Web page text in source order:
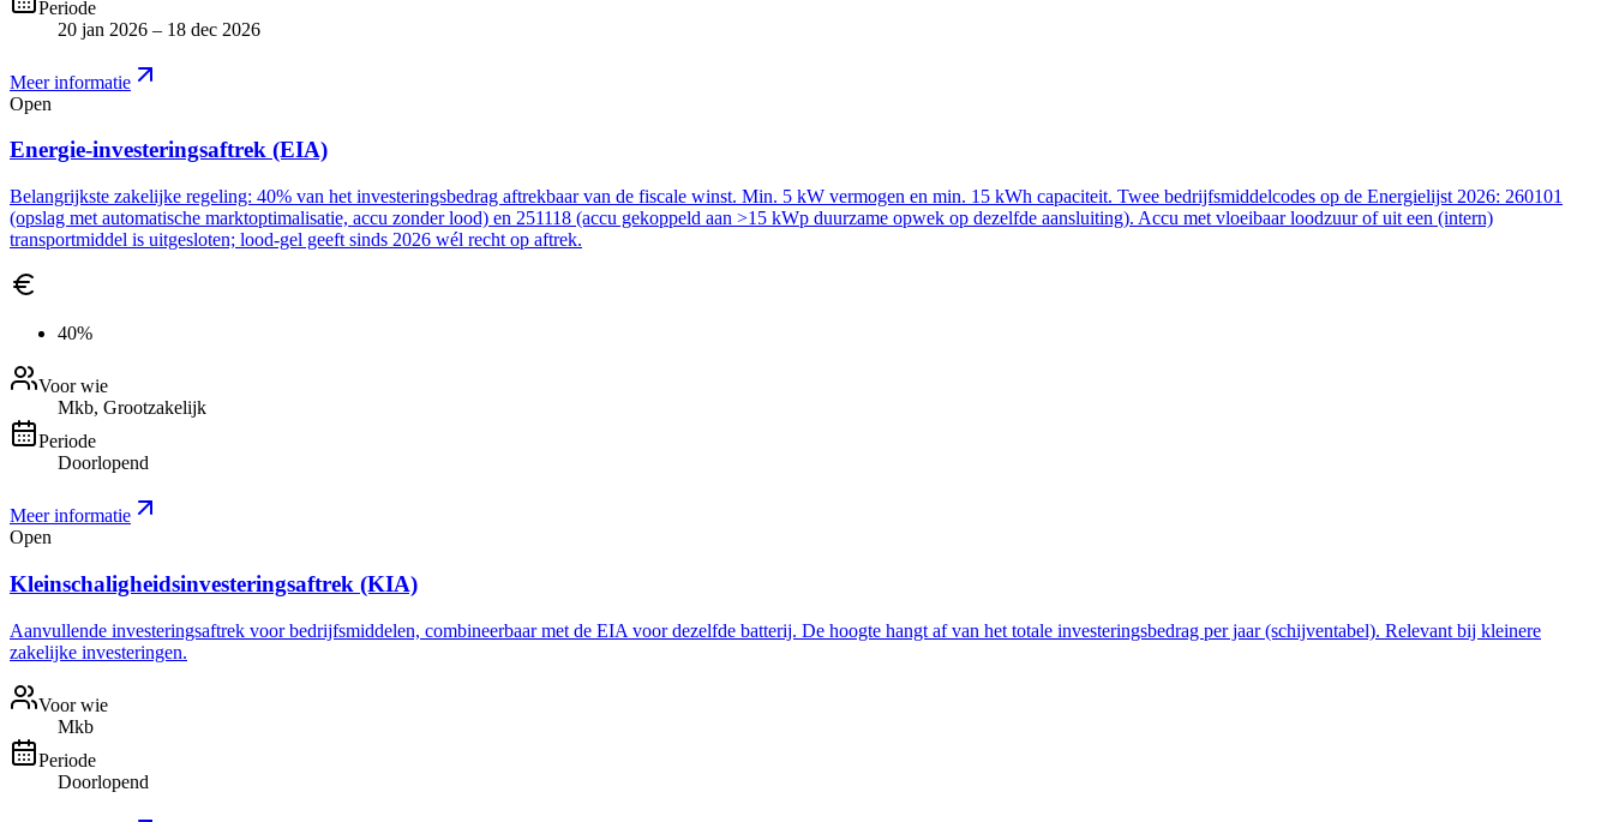
Periode
20 jan 2026 – 18 dec 2026
Meer informatie
Open
Energie-investeringsaftrek (EIA)
Belangrijkste zakelijke regeling: 40% van het investeringsbedrag aftrekbaar van de fiscale winst. Min. 5 kW vermogen en min. 15 kWh capaciteit. Twee bedrijfsmiddelcodes op de Energielijst 2026: 260101
(opslag met automatische marktoptimalisatie, accu zonder lood) en 251118 (accu gekoppeld aan >15 kWp duurzame opwek op dezelfde aansluiting). Accu met vloeibaar loodzuur of uit een (intern)
transportmiddel is uitgesloten; lood-gel geeft sinds 2026 wél recht op aftrek.
40%
Voor wie
Mkb, Grootzakelijk
Periode
Doorlopend
Meer informatie
Open
Kleinschaligheidsinvesteringsaftrek (KIA)
Aanvullende investeringsaftrek voor bedrijfsmiddelen, combineerbaar met de EIA voor dezelfde batterij. De hoogte hangt af van het totale investeringsbedrag per jaar (schijventabel). Relevant bij kleinere
zakelijke investeringen.
Voor wie
Mkb
Periode
Doorlopend